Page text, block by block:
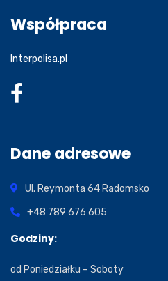
Współpraca
Interpolisa.pl
Dane adresowe
Ul. Reymonta 64 Radomsko
+48 789 676 605
Godziny:
od Poniedziałku – Soboty